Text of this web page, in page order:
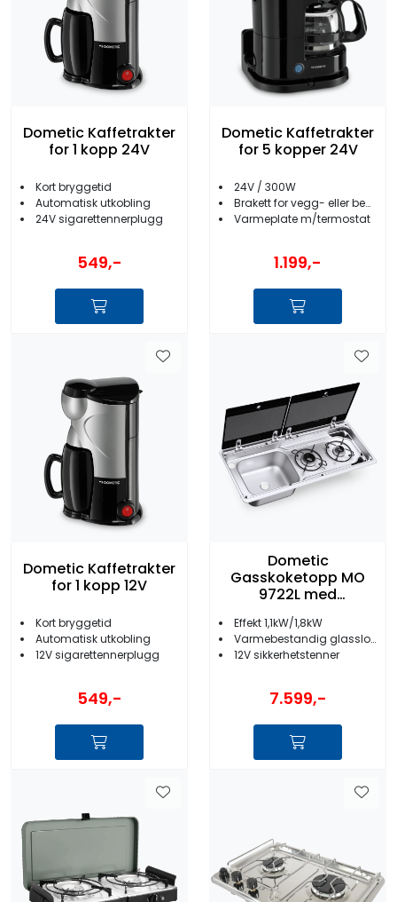
Dometic Kaffetrakter
for 1 kopp 24V
Kort bryggetid
Automatisk utkobling
24V sigarettennerplugg
549,-
Dometic Kaffetrakter
for 5 kopper 24V
24V / 300W
Brakett for vegg- eller benkmontering
Varmeplate m/termostat
1.199,-
Dometic Kaffetrakter
for 1 kopp 12V
Kort bryggetid
Automatisk utkobling
12V sigarettennerplugg
549,-
Dometic
Gasskoketopp MO
9722L med
oppvaskkum venstre
Effekt 1,1kW/1,8kW
Varmebestandig glasslokk
12V sikkerhetstenner
7.599,-